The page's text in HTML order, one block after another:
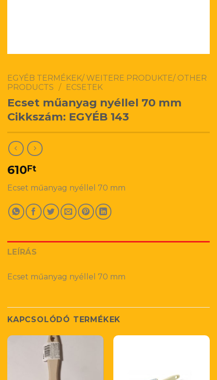
EGYÉB TERMÉKEK/ WEITERE PRODUKTE/ OTHER
PRODUCTS / ECSETEK
Ecset műanyag nyéllel 70 mm
Cikkszám: EGYÉB 143
610Ft
Ecset műanyag nyéllel 70 mm
LEÍRÁS
Ecset műanyag nyéllel 70 mm
KAPCSOLÓDÓ TERMÉKEK